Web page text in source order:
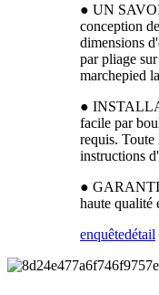
● UN
conception
dimensions
par pliage
marchepied
●
facile par
requis. Toute
instructions
●
haute qualité
enquêtedétail